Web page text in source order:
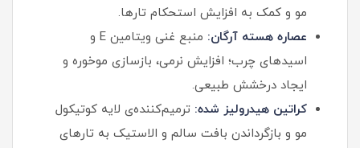
مو و کمک به افزایش استحکام تارها.
عصاره هسته آرگان:
منبع غنی ویتامین E و
اسیدهای چرب؛ افزایش نرمی، بازسازی موخوره و
ایجاد درخشش طبیعی.
کراتین هیدرولیز شده: ترمیم‌کننده‌ی لایه کوتیکول
مو و بازگرداندن بافت سالم و الاستیک به تارهای